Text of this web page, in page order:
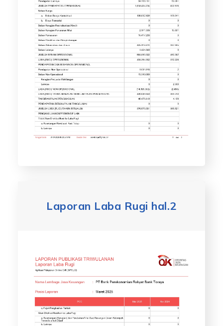
Laporan Laba Rugi hal.2